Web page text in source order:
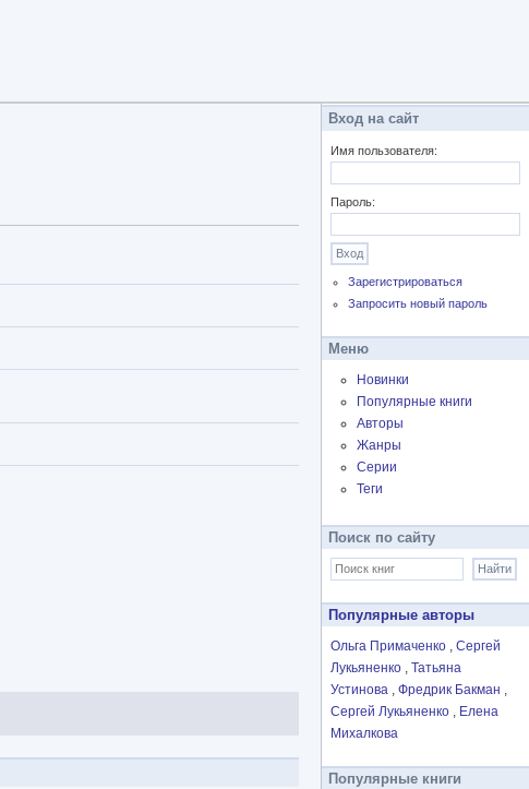
Вход на сайт
Имя пользователя:
Пароль:
Зарегистрироваться
Запросить новый пароль
Меню
Новинки
Популярные книги
Авторы
Жанры
Серии
Теги
Поиск по сайту
Популярные авторы
Ольга Примаченко
Сергей
Лукьяненко
Татьяна
Устинова
Фредрик Бакман
Сергей Лукьяненко
Елена
Михалкова
Популярные книги